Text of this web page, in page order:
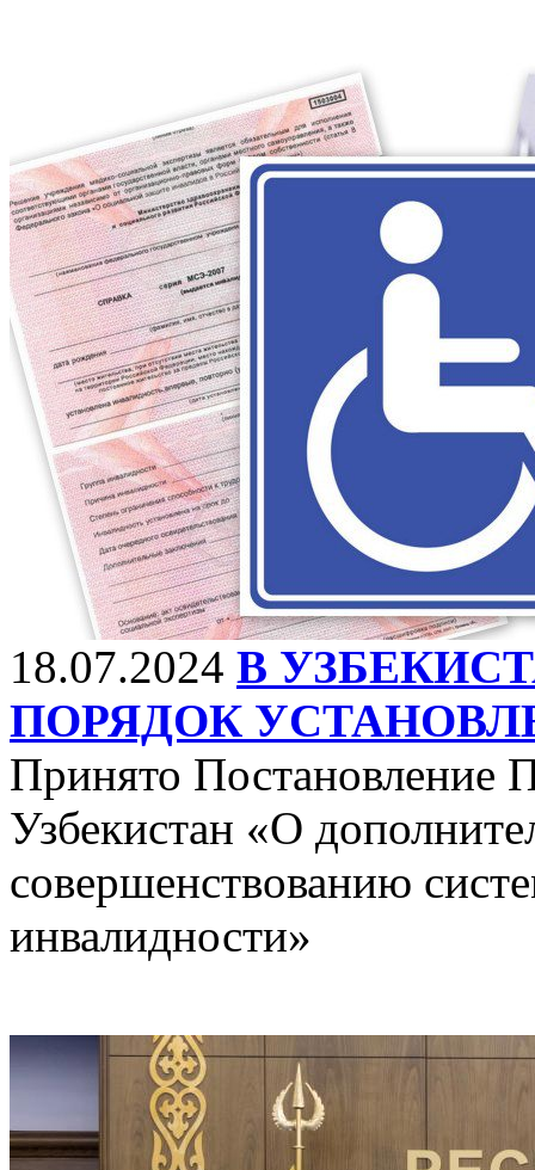
18.07.2024 В
ПОРЯДОК
Принято Постановление
Узбекистан «О
совершенствованию
инвалидности»